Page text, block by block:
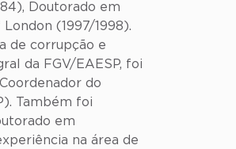
Doutorado em
(1997/1998).
de corrupção e
da FGV/EAESP, foi
do
Também foi
em
na área de